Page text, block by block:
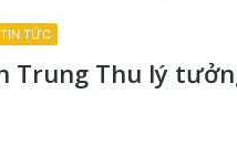
TIN TỨC
Trung Thu lý